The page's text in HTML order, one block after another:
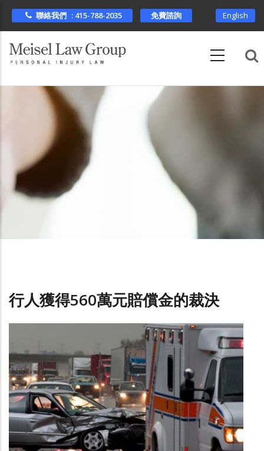
Skip
content
聯絡我們 : 415-788-2035 免費諮詢 English
行人獲得560萬元賠償金的裁決